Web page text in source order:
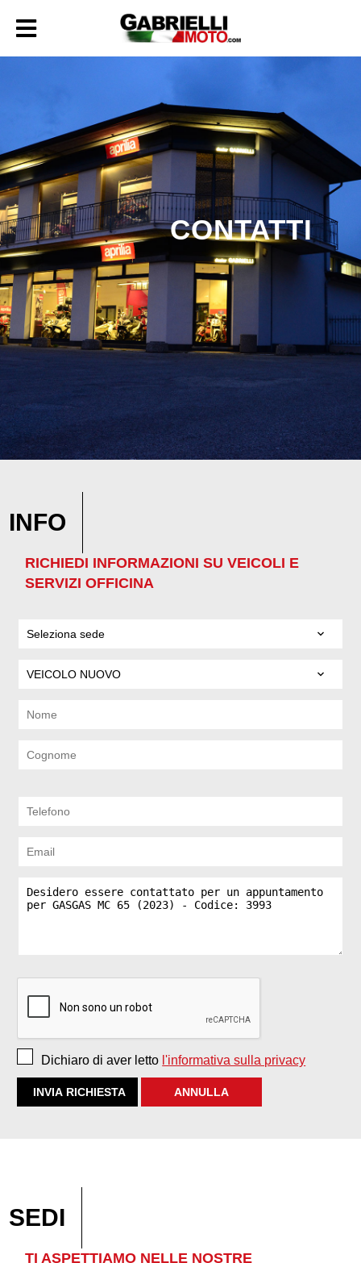
CONTATTI
INFO
RICHIEDI INFORMAZIONI SU VEICOLI E
SERVIZI OFFICINA
Dichiaro di aver letto l'informativa sulla privacy
SEDI
TI ASPETTIAMO NELLE NOSTRE